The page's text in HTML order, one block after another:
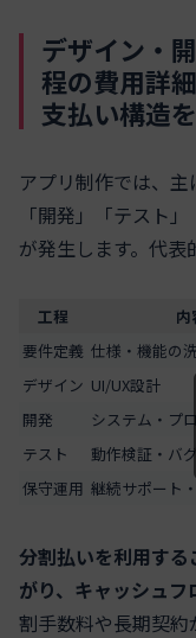
デザイン・
程の費用詳
支払い構造
アプリ制作では、主
「開発」「テスト
が発生します。代表
工程 内
要件定義 仕様・機能の
デザイン UI/UX設計
開発
システム・プ
テスト
動作検証・バ
保守運用 継続サポート
分割払いを利用す
がり、キャッシュフ
割手数料や長期契